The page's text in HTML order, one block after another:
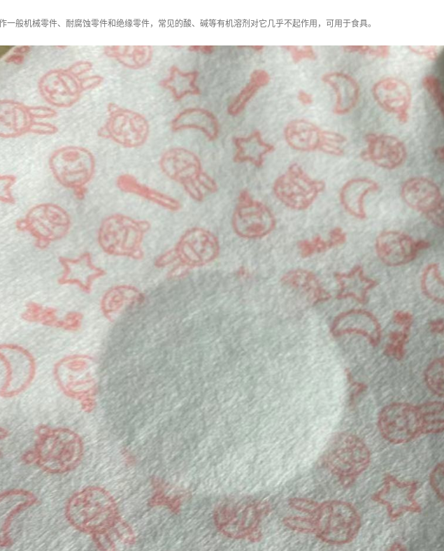
一般机械零件、耐腐蚀零件和绝缘零件，常见的酸、碱等有机溶剂对它几乎不起作用，可用于食具。